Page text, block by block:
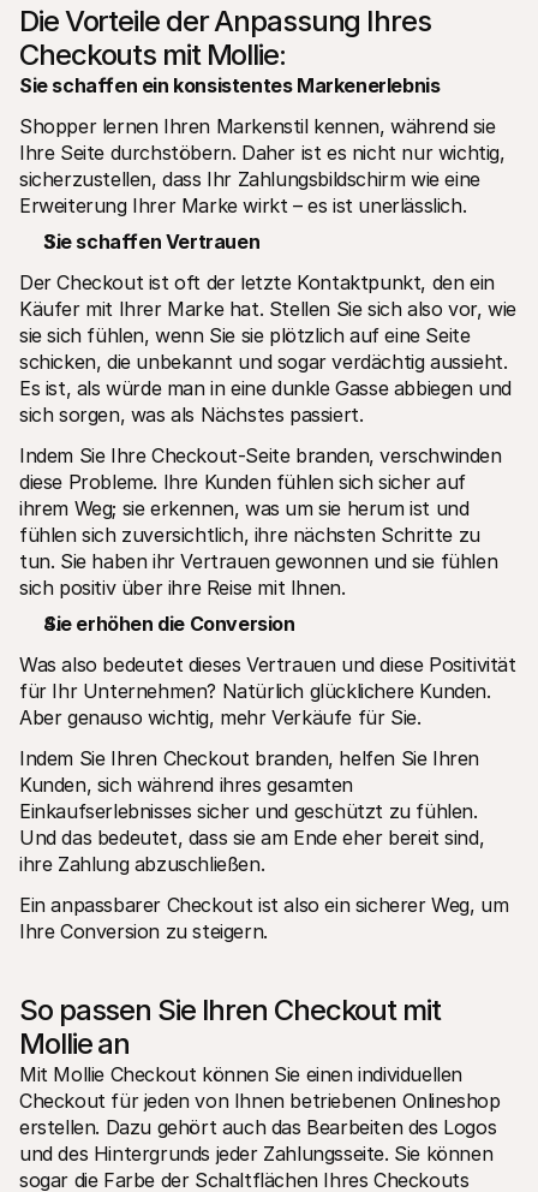
Die Vorteile der Anpassung Ihres
Checkouts mit Mollie:
Sie schaffen ein konsistentes Markenerlebnis
Shopper lernen Ihren Markenstil kennen, während sie
Ihre Seite durchstöbern. Daher ist es nicht nur wichtig,
sicherzustellen, dass Ihr Zahlungsbildschirm wie eine
Erweiterung Ihrer Marke wirkt – es ist unerlässlich.
Sie schaffen Vertrauen
Der Checkout ist oft der letzte Kontaktpunkt, den ein
Käufer mit Ihrer Marke hat. Stellen Sie sich also vor, wie
sie sich fühlen, wenn Sie sie plötzlich auf eine Seite
schicken, die unbekannt und sogar verdächtig aussieht.
Es ist, als würde man in eine dunkle Gasse abbiegen und
sich sorgen, was als Nächstes passiert.
Indem Sie Ihre Checkout-Seite branden, verschwinden
diese Probleme. Ihre Kunden fühlen sich sicher auf
ihrem Weg; sie erkennen, was um sie herum ist und
fühlen sich zuversichtlich, ihre nächsten Schritte zu
tun. Sie haben ihr Vertrauen gewonnen und sie fühlen
sich positiv über ihre Reise mit Ihnen.
Sie erhöhen die Conversion
Was also bedeutet dieses Vertrauen und diese Positivität
für Ihr Unternehmen? Natürlich glücklichere Kunden.
Aber genauso wichtig, mehr Verkäufe für Sie.
Indem Sie Ihren Checkout branden, helfen Sie Ihren
Kunden, sich während ihres gesamten
Einkaufserlebnisses sicher und geschützt zu fühlen.
Und das bedeutet, dass sie am Ende eher bereit sind,
ihre Zahlung abzuschließen.
Ein anpassbarer Checkout ist also ein sicherer Weg, um
Ihre Conversion zu steigern.
So passen Sie Ihren Checkout mit
Mollie an
Mit Mollie Checkout können Sie einen individuellen
Checkout für jeden von Ihnen betriebenen Onlineshop
erstellen. Dazu gehört auch das Bearbeiten des Logos
und des Hintergrunds jeder Zahlungsseite. Sie können
sogar die Farbe der Schaltflächen Ihres Checkouts